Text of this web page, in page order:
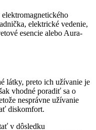
elektrické vedenie,
esencie alebo Aura-
látky, preto ich užívanie je
vhodné poradiť sa o
nesprávne užívanie
diskomfort.
v dôsledku